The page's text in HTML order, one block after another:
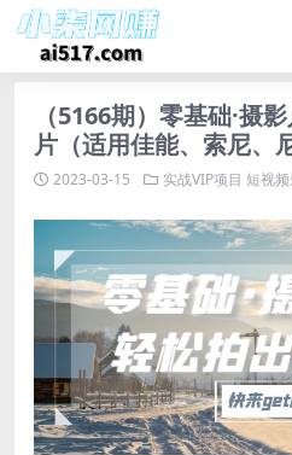
（5166期）零基础·摄
片（适用佳能、索尼、
2023-03-15 实战VIP项目 短视